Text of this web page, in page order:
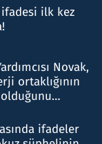
ifadesi ilk kez
Novak,
ortaklığının
ifadeler